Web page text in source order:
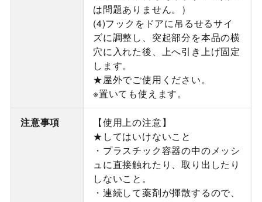
は問題ありません。）
(4)フックをドアに吊るせるサイ
ズに調整し、突起部分を本品の横
穴に入れた後、上へ引き上げ固定
します。
★屋外でご使用ください。
※置いても使えます。
注意事項
【使用上の注意】
★してはいけないこと
・プラスチック容器の中のメッシ
ュに直接触れたり、取り出したり
しないこと。
・連続して薬剤が揮散するので、